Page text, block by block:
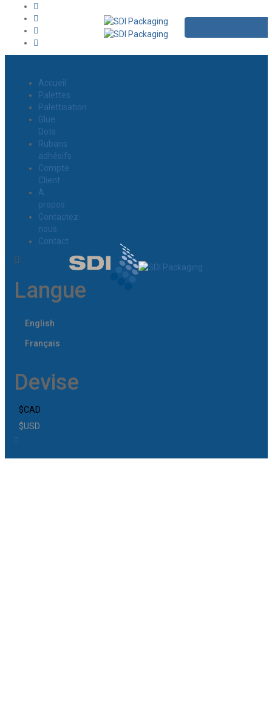
Accueil
Palettes
Palettisation
Glue
Dots
Rubans
adhésifs
Compte
Client
À
propos
Contactez-
nous
Contact
Langue
English
Français
Devise
$CAD
$USD